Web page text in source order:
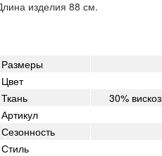
изделия 88 см.
Размеры
Цвет
Ткань
30%
Артикул
Сезонность
Стиль